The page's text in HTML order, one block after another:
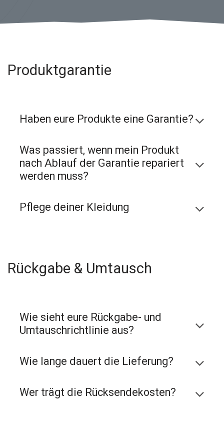
Produktgarantie
Haben eure Produkte eine Garantie?
Was passiert, wenn mein Produkt
nach Ablauf der Garantie repariert
werden muss?
Pflege deiner Kleidung
Rückgabe & Umtausch
Wie sieht eure Rückgabe- und
Umtauschrichtlinie aus?
Wie lange dauert die Lieferung?
Wer trägt die Rücksendekosten?